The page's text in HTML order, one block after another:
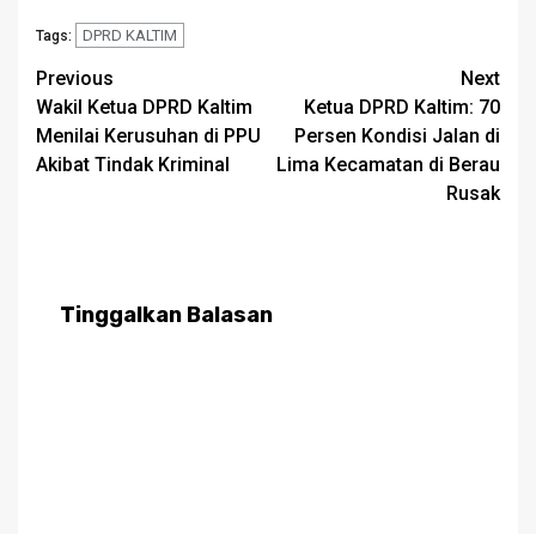
Tags: DPRD KALTIM
Post
navigation
Previous
Wakil Ketua DPRD Kaltim
Menilai Kerusuhan di PPU
Akibat Tindak Kriminal
Next
Ketua DPRD Kaltim: 70
Persen Kondisi Jalan di
Lima Kecamatan di Berau
Rusak
Tinggalkan Balasan